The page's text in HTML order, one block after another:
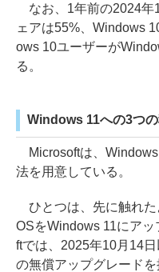
なお、1年前の2024年
ェアは55%、Windows
ows 10ユーザーが
る。
Windows 11への3つ
Microsoftは、
法を用意している。
ひとつは、先に触れた
OSをWindows 11にア
ftでは、2025年10月14
の無償アップグレード